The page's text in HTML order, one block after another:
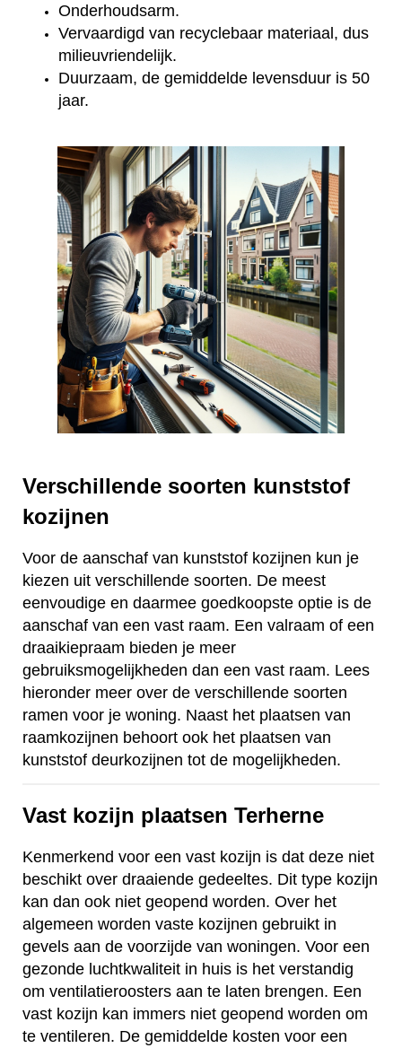
Onderhoudsarm.
Vervaardigd van recyclebaar materiaal, dus
milieuvriendelijk.
Duurzaam, de gemiddelde levensduur is 50
jaar.
Verschillende soorten kunststof
kozijnen
Voor de aanschaf van kunststof kozijnen kun je
kiezen uit verschillende soorten. De meest
eenvoudige en daarmee goedkoopste optie is de
aanschaf van een vast raam. Een valraam of een
draaikiepraam bieden je meer
gebruiksmogelijkheden dan een vast raam. Lees
hieronder meer over de verschillende soorten
ramen voor je woning. Naast het plaatsen van
raamkozijnen behoort ook het plaatsen van
kunststof deurkozijnen tot de mogelijkheden.
Vast kozijn plaatsen Terherne
Kenmerkend voor een vast kozijn is dat deze niet
beschikt over draaiende gedeeltes. Dit type kozijn
kan dan ook niet geopend worden. Over het
algemeen worden vaste kozijnen gebruikt in
gevels aan de voorzijde van woningen. Voor een
gezonde luchtkwaliteit in huis is het verstandig
om ventilatieroosters aan te laten brengen. Een
vast kozijn kan immers niet geopend worden om
te ventileren. De gemiddelde kosten voor een